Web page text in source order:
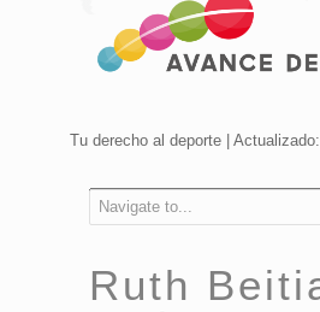
Tu derecho al deporte |
Navigate to...
Ruth